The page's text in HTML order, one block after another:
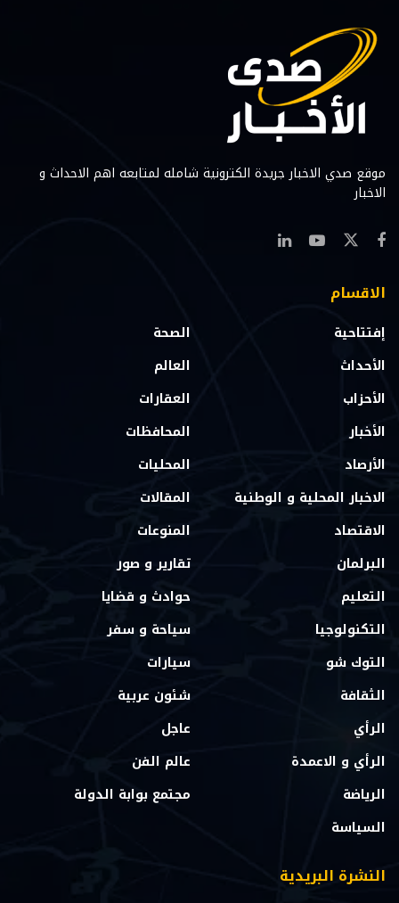
موقع صدي الاخبار جريدة الكترونية شامله لمتابعه اهم الاحداث و
الاخبار
الاقسام
إفتتاحية
الأحداث
الأحزاب
الأخبار
الأرصاد
الاخبار المحلية و الوطنية
الاقتصاد
البرلمان
التعليم
التكنولوجيا
التوك شو
الثقافة
الرأي
الرأي و الاعمدة
الرياضة
السياسة
الصحة
العالم
العقارات
المحافظات
المحليات
المقالات
المنوعات
تقارير و صور
حوادث و قضايا
سياحة و سفر
سيارات
شئون عربية
عاجل
عالم الفن
مجتمع بوابة الدولة
النشرة البريدية